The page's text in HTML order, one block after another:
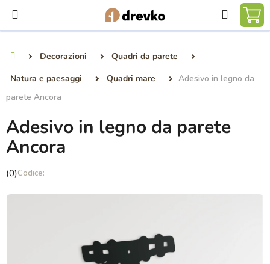
contenuto
Ricerca
Decorazioni
Quadri da parete
Natura e paesaggi
Quadri mare
Adesivo in legno da
parete Ancora
Adesivo in legno da parete
Ancora
La
media
(0)